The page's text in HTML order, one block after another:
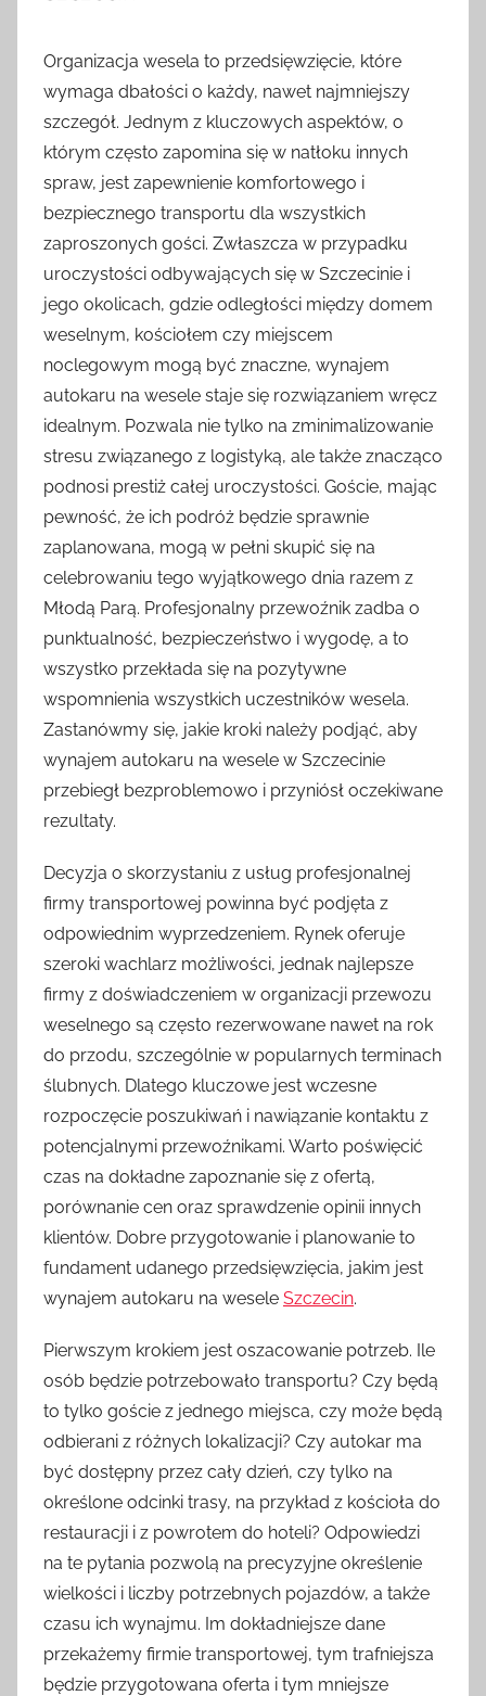
Organizacja wesela to przedsięwzięcie, które
wymaga dbałości o każdy, nawet najmniejszy
szczegół. Jednym z kluczowych aspektów, o
którym często zapomina się w natłoku innych
spraw, jest zapewnienie komfortowego i
bezpiecznego transportu dla wszystkich
zaproszonych gości. Zwłaszcza w przypadku
uroczystości odbywających się w Szczecinie i
jego okolicach, gdzie odległości między domem
weselnym, kościołem czy miejscem
noclegowym mogą być znaczne, wynajem
autokaru na wesele staje się rozwiązaniem wręcz
idealnym. Pozwala nie tylko na zminimalizowanie
stresu związanego z logistyką, ale także znacząco
podnosi prestiż całej uroczystości. Goście, mając
pewność, że ich podróż będzie sprawnie
zaplanowana, mogą w pełni skupić się na
celebrowaniu tego wyjątkowego dnia razem z
Młodą Parą. Profesjonalny przewoźnik zadba o
punktualność, bezpieczeństwo i wygodę, a to
wszystko przekłada się na pozytywne
wspomnienia wszystkich uczestników wesela.
Zastanówmy się, jakie kroki należy podjąć, aby
wynajem autokaru na wesele w Szczecinie
przebiegł bezproblemowo i przyniósł oczekiwane
rezultaty.
Decyzja o skorzystaniu z usług profesjonalnej
firmy transportowej powinna być podjęta z
odpowiednim wyprzedzeniem. Rynek oferuje
szeroki wachlarz możliwości, jednak najlepsze
firmy z doświadczeniem w organizacji przewozu
weselnego są często rezerwowane nawet na rok
do przodu, szczególnie w popularnych terminach
ślubnych. Dlatego kluczowe jest wczesne
rozpoczęcie poszukiwań i nawiązanie kontaktu z
potencjalnymi przewoźnikami. Warto poświęcić
czas na dokładne zapoznanie się z ofertą,
porównanie cen oraz sprawdzenie opinii innych
klientów. Dobre przygotowanie i planowanie to
fundament udanego przedsięwzięcia, jakim jest
wynajem autokaru na wesele Szczecin.
Pierwszym krokiem jest oszacowanie potrzeb. Ile
osób będzie potrzebowało transportu? Czy będą
to tylko goście z jednego miejsca, czy może będą
odbierani z różnych lokalizacji? Czy autokar ma
być dostępny przez cały dzień, czy tylko na
określone odcinki trasy, na przykład z kościoła do
restauracji i z powrotem do hoteli? Odpowiedzi
na te pytania pozwolą na precyzyjne określenie
wielkości i liczby potrzebnych pojazdów, a także
czasu ich wynajmu. Im dokładniejsze dane
przekażemy firmie transportowej, tym trafniejsza
będzie przygotowana oferta i tym mniejsze